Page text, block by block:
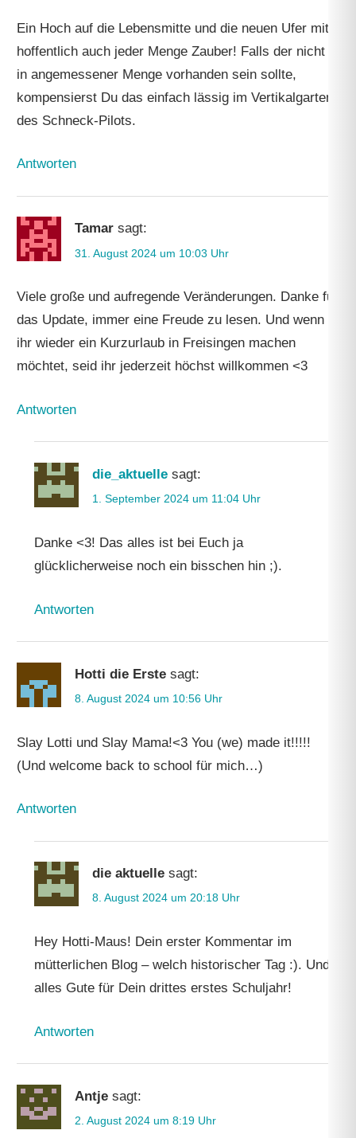
Ein Hoch auf die Lebensmitte und die neuen Ufer mit
hoffentlich auch jeder Menge Zauber! Falls der nicht
in angemessener Menge vorhanden sein sollte,
kompensierst Du das einfach lässig im Vertikalgarten
des Schneck-Pilots.
Antworten
Tamar sagt:
31. August 2024 um 10:03 Uhr
Viele große und aufregende Veränderungen. Danke für
das Update, immer eine Freude zu lesen. Und wenn
ihr wieder ein Kurzurlaub in Freisingen machen
möchtet, seid ihr jederzeit höchst willkommen <3
Antworten
die_aktuelle sagt:
1. September 2024 um 11:04 Uhr
Danke <3! Das alles ist bei Euch ja
glücklicherweise noch ein bisschen hin ;).
Antworten
Hotti die Erste sagt:
8. August 2024 um 10:56 Uhr
Slay Lotti und Slay Mama!<3 You (we) made it!!!!!
(Und welcome back to school für mich…)
Antworten
die aktuelle sagt:
8. August 2024 um 20:18 Uhr
Hey Hotti-Maus! Dein erster Kommentar im
mütterlichen Blog – welch historischer Tag :). Und
alles Gute für Dein drittes erstes Schuljahr!
Antworten
Antje sagt:
2. August 2024 um 8:19 Uhr